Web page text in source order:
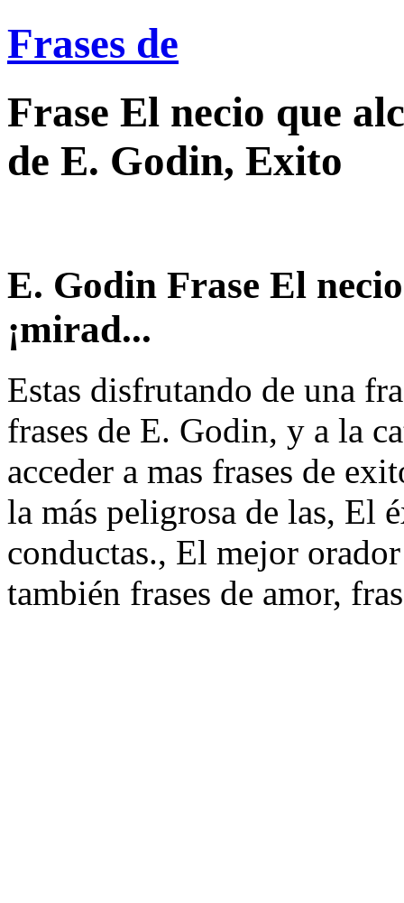
Frases de
Frase El necio que
de E. Godin, Exito
E. Godin Frase El
¡mirad...
Estas disfrutando de una
frases de E. Godin, y a la
acceder a mas frases de
la más peligrosa de las, El
conductas., El mejor
también frases de amor,